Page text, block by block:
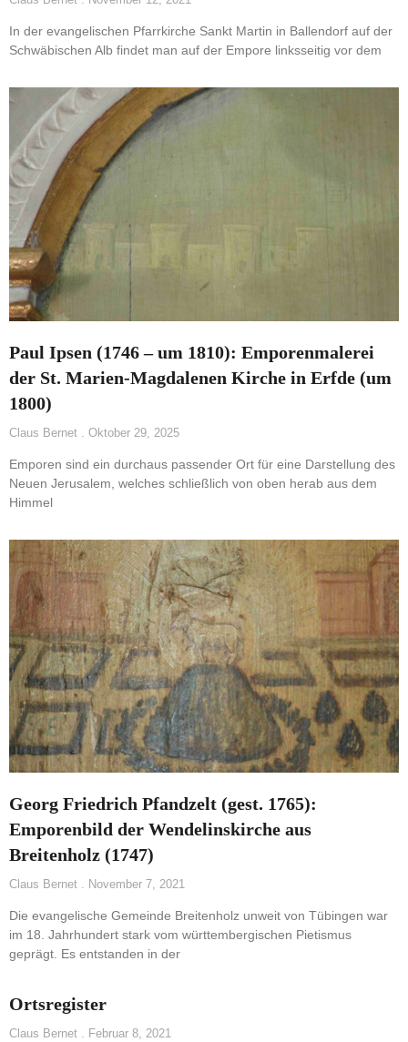
In der evangelischen Pfarrkirche Sankt Martin in Ballendorf auf der
Schwäbischen Alb findet man auf der Empore linksseitig vor dem
Paul Ipsen (1746 – um 1810): Emporenmalerei
der St. Marien-Magdalenen Kirche in Erfde (um
1800)
Claus Bernet Oktober 29, 2025
Emporen sind ein durchaus passender Ort für eine Darstellung des
Neuen Jerusalem, welches schließlich von oben herab aus dem
Himmel
Georg Friedrich Pfandzelt (gest. 1765):
Emporenbild der Wendelinskirche aus
Breitenholz (1747)
Claus Bernet November 7, 2021
Die evangelische Gemeinde Breitenholz unweit von Tübingen war
im 18. Jahrhundert stark vom württembergischen Pietismus
geprägt. Es entstanden in der
Ortsregister
Claus Bernet Februar 8, 2021